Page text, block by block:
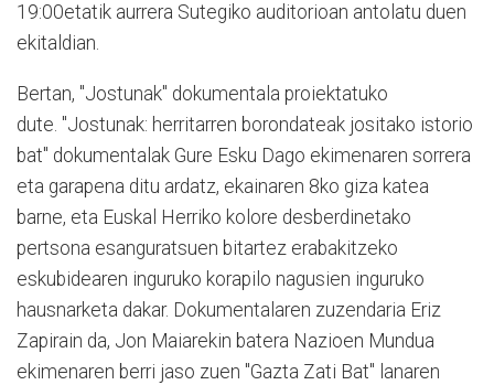
19:00etatik aurrera Sutegiko auditorioan antolatu duen
ekitaldian.
Bertan, "Jostunak" dokumentala proiektatuko
dute. "Jostunak: herritarren borondateak jositako istorio
bat" dokumentalak Gure Esku Dago ekimenaren sorrera
eta garapena ditu ardatz, ekainaren 8ko giza katea
barne, eta Euskal Herriko kolore desberdinetako
pertsona esanguratsuen bitartez erabakitzeko
eskubidearen inguruko korapilo nagusien inguruko
hausnarketa dakar. Dokumentalaren zuzendaria Eriz
Zapirain da, Jon Maiarekin batera Nazioen Mundua
ekimenaren berri jaso zuen "Gazta Zati Bat" lanaren